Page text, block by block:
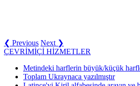
❮ Previous Next ❯
ÇEVRİMİÇİ HİZMETLER
Metindeki harflerin büyük/küçük
Toplam Ukraynaca yazılmıştır